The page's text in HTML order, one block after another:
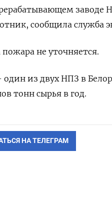
заводе
сообщила служба
не уточняется.
из двух НПЗ в
тонн сырья в год.
НА ТЕЛЕГРАМ